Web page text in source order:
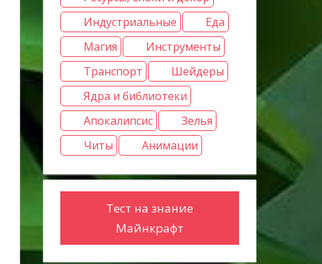
Индустриальные
Еда
Магия
Инструменты
Транспорт
Шейдеры
Ядра и библиотеки
Апокалипсис
Зелья
Читы
Анимации
Тест на знание
Майнкрафт